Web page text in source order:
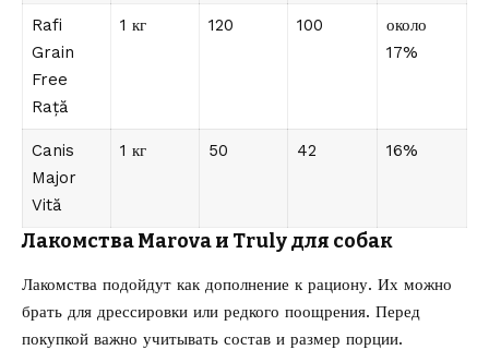
Rafi
Grain
Free
Rață
1 кг 120 100
около
17%
Canis
Major
Vită
1 кг 50 42 16%
Лакомства Marova и Truly для собак
Лакомства подойдут как дополнение к рациону. Их можно
брать для дрессировки или редкого поощрения. Перед
покупкой важно учитывать состав и размер порции.